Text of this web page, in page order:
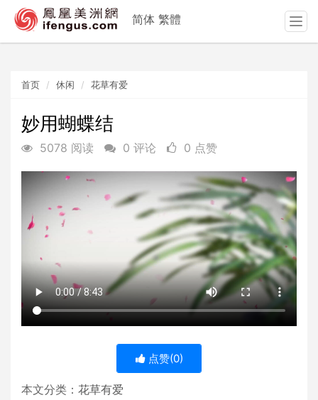
首页 休闲 花草有爱
妙用蝴蝶结
5078 阅读 0 评论 0 点赞
点赞(0)
本文分类： 花草有爱
简体 繁體
T
o
g
a
t
i
o
n